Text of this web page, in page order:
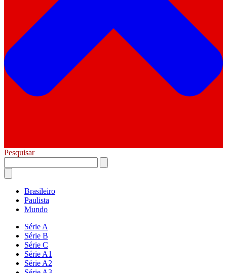
Pesquisar
Brasileiro
Paulista
Mundo
Série A
Série B
Série C
Série A1
Série A2